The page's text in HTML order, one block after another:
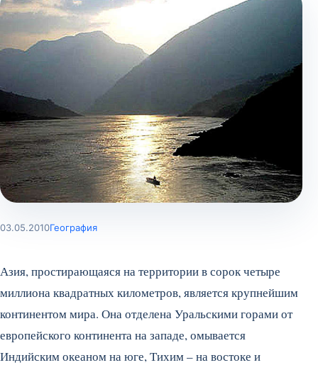
03.05.2010География
Азия, простирающаяся на территории в сорок четыре
миллиона квадратных километров, является крупнейшим
континентом мира. Она отделена Уральскими горами от
европейского континента на западе, омывается
Индийским океаном на юге, Тихим – на востоке и